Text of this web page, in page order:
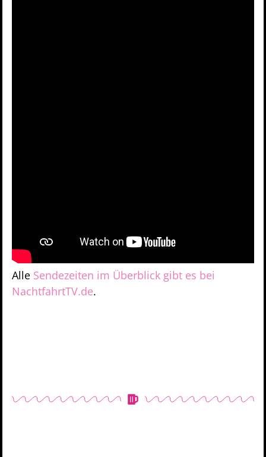
Alle Sendezeiten im Überblick gibt es bei
NachtfahrtTV.de.